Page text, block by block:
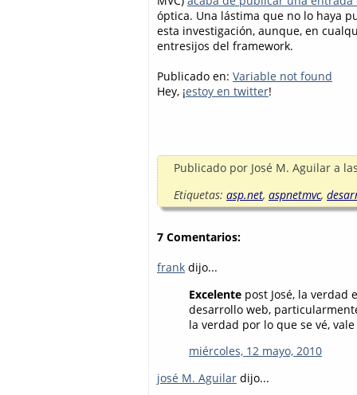
óptica. Una lástima que no lo haya
esta investigación, aunque, en
entresijos del framework.
Publicado en: Variable not found
Hey, ¡estoy en twitter!
Publicado por José M. Aguilar a
Etiquetas: asp.net, aspnetmvc,
7 Comentarios:
frank dijo...
Excelente post José, la verdad
desarrollo web,
la verdad por lo que se vé,
miércoles, 12 mayo, 2010
josé M. Aguilar dijo...